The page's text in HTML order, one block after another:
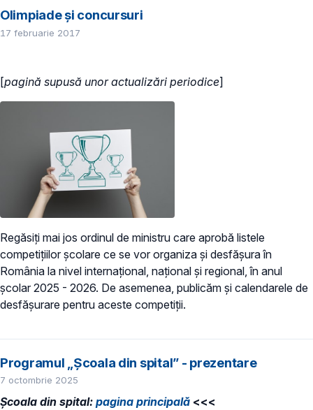
Olimpiade și concursuri
17 februarie 2017
[pagină supusă unor actualizări periodice]
Regăsiți mai jos ordinul de ministru care aprobă listele
competițiilor școlare ce se vor organiza și desfășura în
România la nivel internațional, național și regional, în anul
școlar 2025 - 2026. De asemenea, publicăm și calendarele de
desfășurare pentru aceste competiții.
Programul „Școala din spital” - prezentare
7 octombrie 2025
Școala din spital: pagina principală <<<